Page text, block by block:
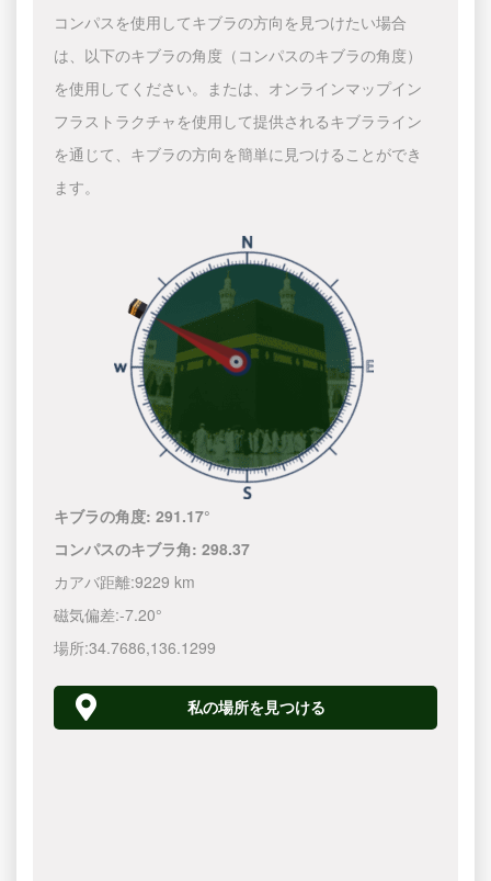
コンパスを使用してキブラの方向を見つけたい場合
は、以下のキブラの角度（コンパスのキブラの角度）
を使用してください。または、オンラインマップイン
フラストラクチャを使用して提供されるキブラライン
を通じて、キブラの方向を簡単に見つけることができ
ます。
キブラの角度:291.17°
コンパスのキブラ角:298.37
カアバ距離:9229 km
磁気偏差:-7.20°
場所:34.7686,136.1300
私の場所を見つける